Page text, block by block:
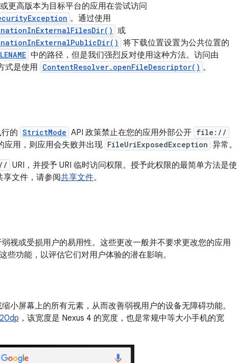
更高版本为目标平台的应用在尝试访问
。通过使用
或
将下载位置设置为公共位置的
中的路径，但是我们强烈反对使用这种方法。访问由
式是使用 ContentResolver.openFileDescriptor() 。
的 StrictMode API 政策禁止在您的应用外部公开 file://
应用，则应用会失败并出现 FileUriExposedException 异常。
URI，并授予 URI 临时访问权限。授予此权限的最简单方法是使
文件，请参阅共享文件。
视或受损用户的易用性。这些更改一般并不要求更改您的应用
功能，以评估它们对用户体验的潜在影响。
小屏幕上的所有元素，从而改善弱视用户的设备无障碍功能。
，该宽度是 Nexus 4 的宽度，也是常规中等大小手机的宽